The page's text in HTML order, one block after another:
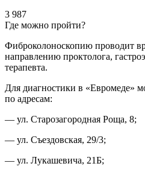
3 987
Где можно пройти?
Фиброколоноскопию проводит
направлению проктолога,
терапевта.
Для диагностики в «Евромеде»
по адресам:
— ул. Старозагородная Роща, 8;
— ул. Съездовская, 29/3;
— ул. Лукашевича, 21Б;